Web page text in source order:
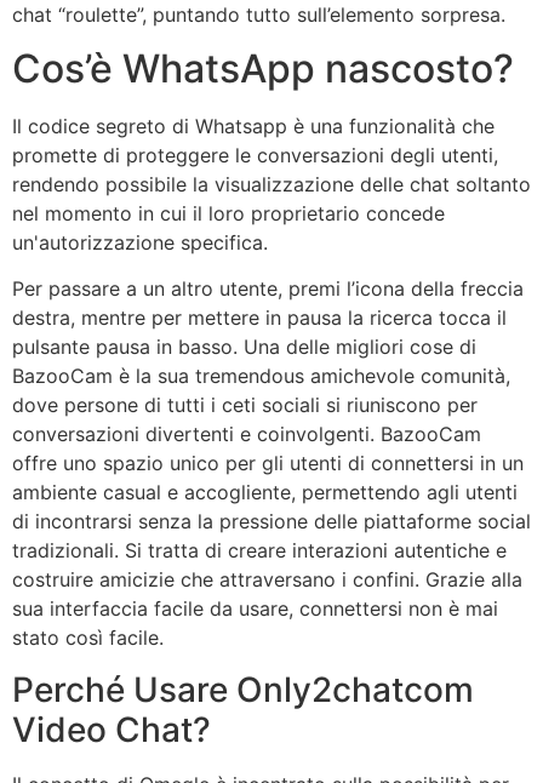
chat “roulette”, puntando tutto sull’elemento sorpresa.
Cos’è WhatsApp nascosto?
Il codice segreto di Whatsapp è una funzionalità che
promette di proteggere le conversazioni degli utenti,
rendendo possibile la visualizzazione delle chat soltanto
nel momento in cui il loro proprietario concede
un'autorizzazione specifica.
Per passare a un altro utente, premi l’icona della freccia
destra, mentre per mettere in pausa la ricerca tocca il
pulsante pausa in basso. Una delle migliori cose di
BazooCam è la sua tremendous amichevole comunità,
dove persone di tutti i ceti sociali si riuniscono per
conversazioni divertenti e coinvolgenti. BazooCam
offre uno spazio unico per gli utenti di connettersi in un
ambiente casual e accogliente, permettendo agli utenti
di incontrarsi senza la pressione delle piattaforme social
tradizionali. Si tratta di creare interazioni autentiche e
costruire amicizie che attraversano i confini. Grazie alla
sua interfaccia facile da usare, connettersi non è mai
stato così facile.
Perché Usare Only2chatcom
Video Chat?